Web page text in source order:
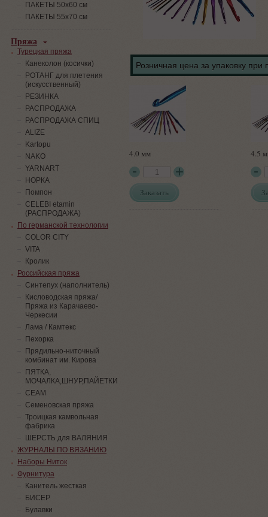
Розничная цена за упаковку при
4.0 мм
Заказать
4.5
ПАКЕТЫ 50х60 см
ПАКЕТЫ 55х70 см
Пряжа
Турецкая пряжа
Канеколон (косички)
РОТАНГ для плетения
(искусственный)
PЕЗИНКА
РАСПРОДАЖА
РАСПРОДАЖА СПИЦ
ALIZE
Kartopu
NAKO
YARNART
НОРКА
Помпон
СELEBI etamin
(РАСПРОДАЖА)
По германской технологии
COLOR CITY
VITA
Кролик
Российская пряжа
Синтепух (наполнитель)
Кисловодская пряжа/
Пряжа из Карачаево-
Черкесии
Лама / Камтекс
Пехорка
Прядильно-ниточный
комбинат им. Кирова
ПЯТКА,
МОЧАЛКА,ШНУР,ПАЙЕТКИ
СЕАМ
Семеновская пряжа
Троицкая камвольная
фабрика
ШЕРСТЬ для ВАЛЯНИЯ
ЖУРНАЛЫ ПО ВЯЗАНИЮ
Наборы Ниток
Фурнитура
Канитель жесткая
БИСЕР
Булавки